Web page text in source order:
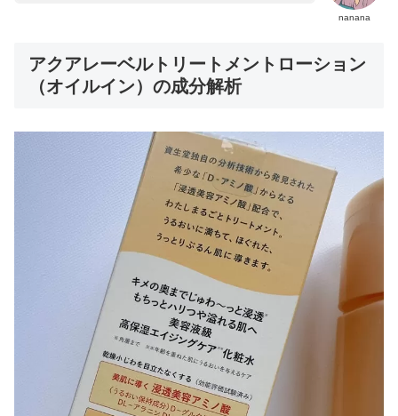
nanana
アクアレーベルトリートメントローション
（オイルイン）の成分解析